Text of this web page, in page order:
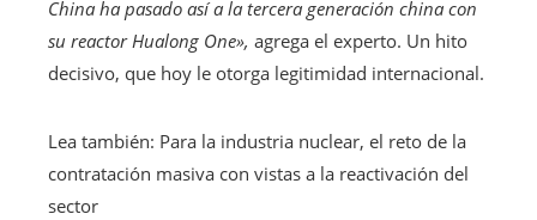
China ha pasado así a la tercera generación china con
su reactor Hualong One», agrega el experto. Un hito
decisivo, que hoy le otorga legitimidad internacional.
Lea también: Artículo
reservado
Para la industria nuclear, el reto de la
contratación masiva con vistas a la reactivación del
sector